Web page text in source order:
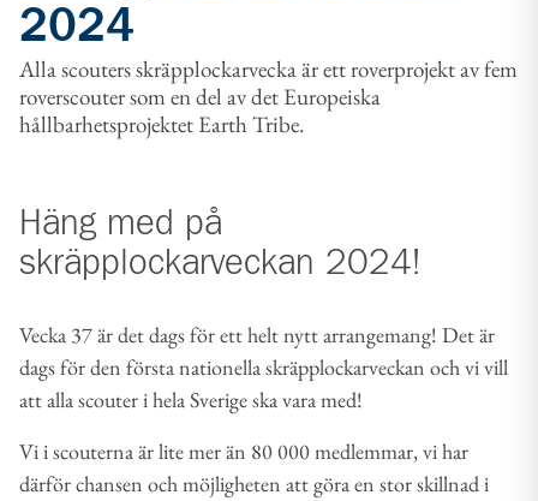
2024
Alla scouters skräpplockarvecka är ett roverprojekt av fem
roverscouter som en del av det Europeiska
hållbarhetsprojektet Earth Tribe.
Häng med på
skräpplockarveckan 2024!
Vecka 37 är det dags för ett helt nytt arrangemang! Det är
dags för den första nationella skräpplockarveckan och vi vill
att alla scouter i hela Sverige ska vara med!
Vi i scouterna är lite mer än 80 000 medlemmar, vi har
därför chansen och möjligheten att göra en stor skillnad i